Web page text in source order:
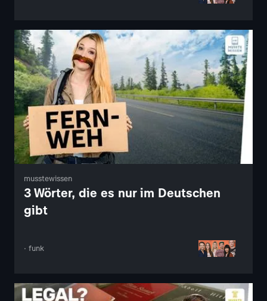
musstewissen
3 Wörter, die es nur im Deutschen
gibt
· funk